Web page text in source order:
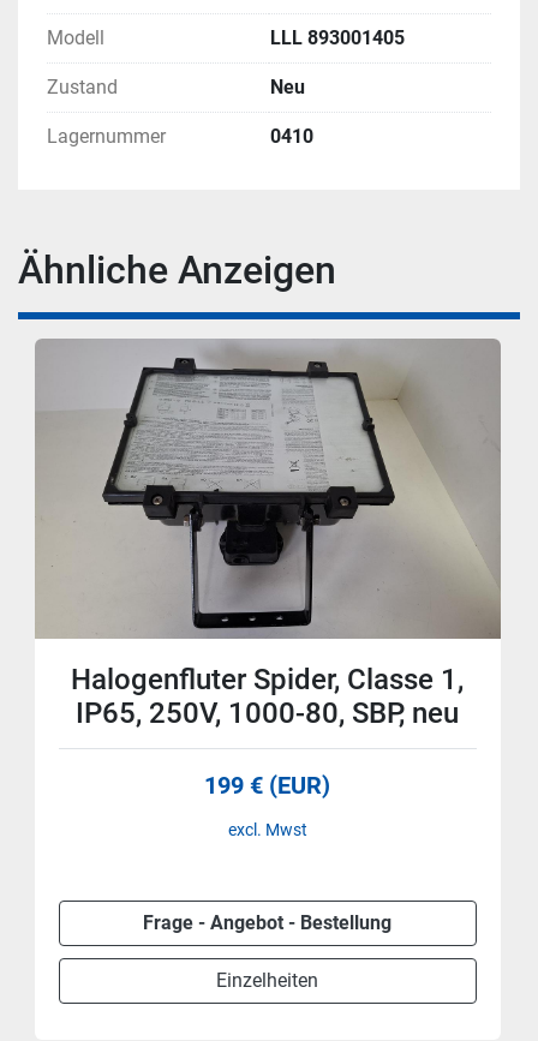
Modell LLL 893001405
Zustand Neu
Lagernummer 0410
Ähnliche Anzeigen
Halogenfluter Spider, Classe 1,
IP65, 250V, 1000-80, SBP, neu
199 € (EUR)
excl. Mwst
Frage - Angebot - Bestellung
Einzelheiten